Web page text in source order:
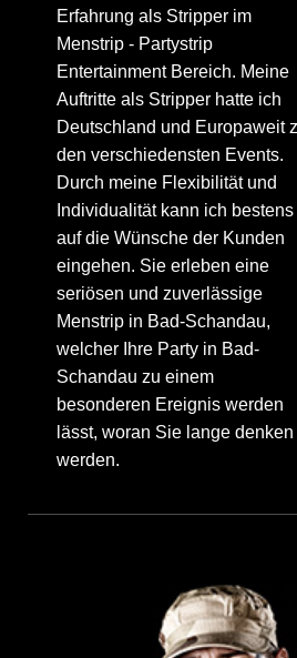
Erfahrung als Stripper im
Menstrip - Partystrip
Entertainment Bereich. Meine
Auftritte als Stripper hatte ich
Deutschland und Europaweit
den verschiedensten Events.
Durch meine Flexibilität und
Individualität kann ich bestens
auf die Wünsche der Kunden
eingehen. Sie erleben eine
seriösen und zuverlässige
Menstrip in Bad-Schandau,
welcher Ihre Party in Bad-
Schandau zu einem
besonderen Ereignis werden
lässt, woran Sie lange denken
werden.